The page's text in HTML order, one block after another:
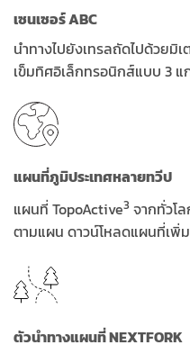
เซนเซอร์ ABC
นำทางไปยังเทรลถัดไปด้วยมิ
เข็มทิศอิเล็กทรอนิกส์แบบ 3 แ
แผนที่ภูมิประเทศหลายทวีป
แผนที่ TopoActive3 จากทั่วโ
ตามแผน ดาวน์โหลดแผนที่เพิ่
ตัวนำทางแผนที่ NEXTFORK